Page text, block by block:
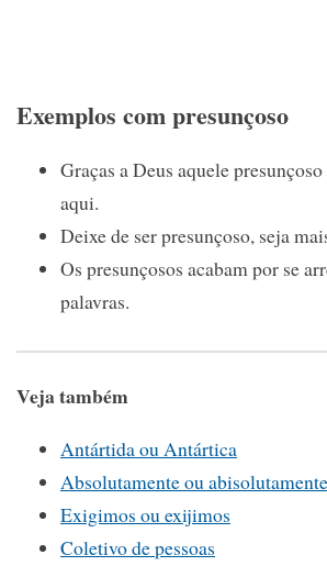
Exemplos com presunçoso
Graças a Deus aquele
aqui.
Deixe de ser presunçoso, seja
Os presunçosos acabam por se
palavras.
Veja também
Antártida ou Antártica
Absolutamente ou abisolutamente
Exigimos ou exijimos
Coletivo de pessoas